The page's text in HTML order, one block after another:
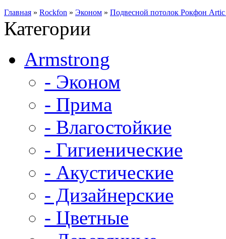
Главная » Rockfon » Эконом » Подвесной потолок Рокфон
Категории
Armstrong
- Эконом
- Прима
- Влагостойкие
- Гигиенические
- Акустические
- Дизайнерские
- Цветные